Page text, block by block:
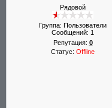
Рядовой
Группа: Пользователи
Сообщений: 1
Репутация: 0
Статус: Offline